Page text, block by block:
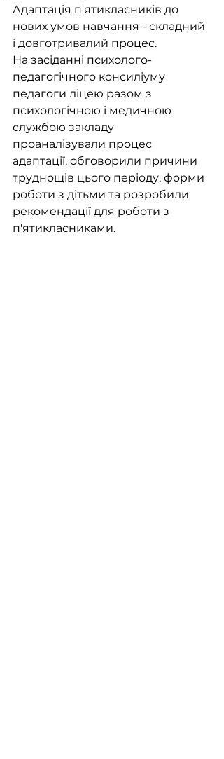
Адаптація п'ятикласників до
нових умов навчання - складний
і довготривалий процес.
На засіданні психолого-
педагогічного консиліуму
педагоги ліцею разом з
психологічною і медичною
службою закладу
проаналізували процес
адаптації, обговорили причини
труднощів цього періоду, форми
роботи з дітьми та розробили
рекомендації для роботи з
п'ятикласниками.